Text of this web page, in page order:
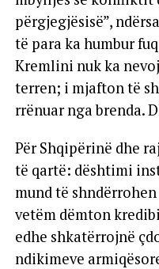
përgjegjësisë”,
të para ka humbur
Kremlini nuk ka
terren; i mjafton të
rrënuar nga brenda.
Për Shqipërinë dhe
të qartë: dështimi
mund të
vetëm dëmton
edhe shkatërrojnë
ndikimeve